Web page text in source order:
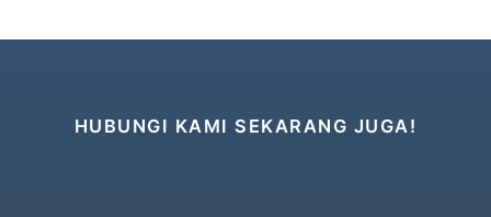
HUBUNGI KAMI SEKARANG JUGA!